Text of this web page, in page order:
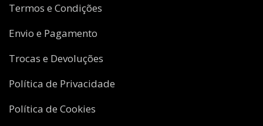
Termos e Condições
Envio e Pagamento
Trocas e Devoluções
Política de Privacidade
Política de Cookies